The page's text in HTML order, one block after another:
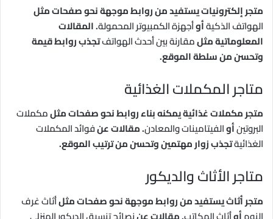
متجر إلكترونيات يستفيد من روابط موجهة نحو صفحات مثل
الهواتف الذكيةأوأجهزة الكمبيوتر المحمولة. المقالات
المعلوماتية مثلمقارنة بين أحدث الهواتفتجذب روابط قيمة
وتحسن من سلطة الموقع.
متاجر المكملات الغذائية
متجر مكملات غذائية يمكنه بناء روابط نحو صفحات مثلمكملات
البروتينأوالفيتامينات والمعادن. مقالات عنفوائد المكملات
الغذائيةتجذب زوار مهتمين وتحسن من ترتيب الموقع.
متاجر الأثاث والديكور
متجر أثاث يستفيد من روابط موجهة نحو صفحات مثلأثاث غرف